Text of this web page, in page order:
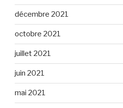
décembre 2021
octobre 2021
juillet 2021
juin 2021
mai 2021